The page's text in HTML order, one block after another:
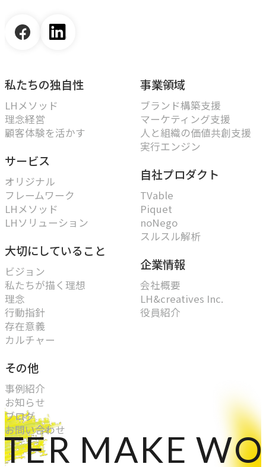
私たちの独自性
LHメソッド
理念経営
顧客体験を活かす
サービス
オリジナル
フレームワーク
LHメソッド
LHソリューション
大切にしていること
ビジョン
私たちが描く理想
理念
行動指針
存在意義
カルチャー
その他
事例紹介
お知らせ
ブログ
お問い合わせ
事業領域
ブランド構築支援
マーケティング支援
人と組織の価値共創支援
実行エンジン
自社プロダクト
TVable
Piquet
noNego
スルスル解析
企業情報
会社概要
LH&creatives Inc.
役員紹介
MAKE